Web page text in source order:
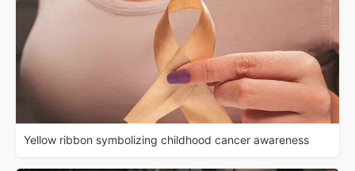
Yellow ribbon symbolizing childhood cancer awareness